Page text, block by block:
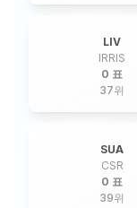
LIV
IRRIS
0 표
37위
SUA
CSR
0 표
39위